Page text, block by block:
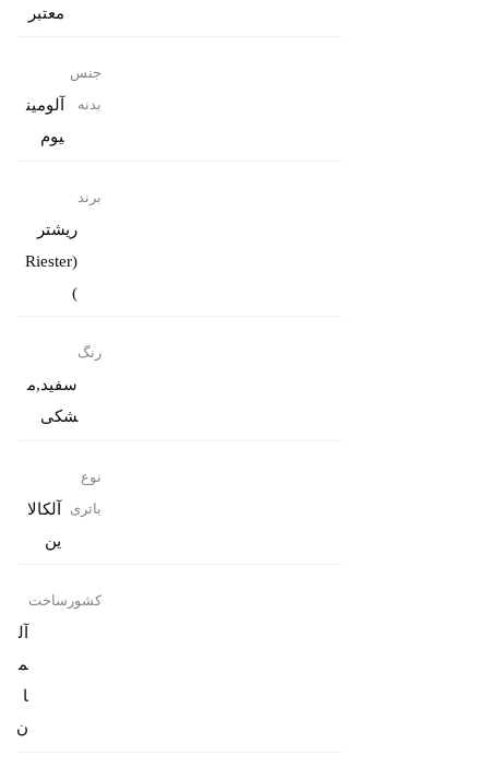
معتبر
جنس
بدنه
آلومین
یوم
برند
ریشتر
(Riester
)
رنگ
سفید,م
شکی
نوع
باتری
آلکالا
ین
کشورساخت
آل
م
ا
ن